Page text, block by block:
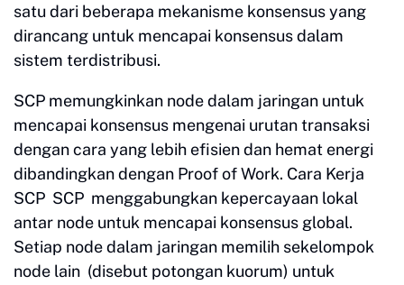
satu dari beberapa mekanisme konsensus yang
dirancang untuk mencapai konsensus dalam
sistem terdistribusi.
SCP memungkinkan node dalam jaringan untuk
mencapai konsensus mengenai urutan transaksi
dengan cara yang lebih efisien dan hemat energi
dibandingkan dengan Proof of Work. Cara Kerja
SCP SCP menggabungkan kepercayaan lokal
antar node untuk mencapai konsensus global.
Setiap node dalam jaringan memilih sekelompok
node lain (disebut potongan kuorum) untuk